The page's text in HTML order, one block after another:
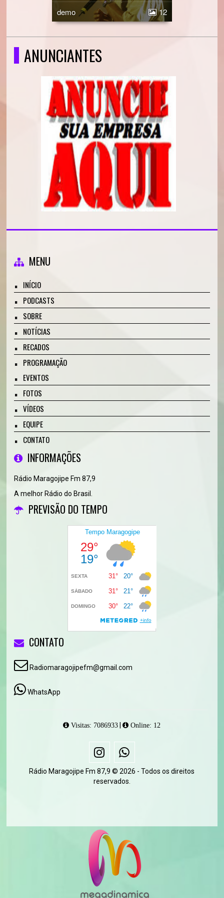
demo 12
ANUNCIANTES
MENU
INÍCIO
PODCASTS
SOBRE
NOTÍCIAS
RECADOS
PROGRAMAÇÃO
EVENTOS
FOTOS
VÍDEOS
EQUIPE
CONTATO
INFORMAÇÕES
Rádio Maragojipe Fm 87,9
A melhor Rádio do Brasil.
PREVISÃO DO TEMPO
CONTATO
Radiomaragojipefm@gmail.com
WhatsApp
Visitas: 7086933 | Online: 12
Rádio Maragojipe Fm 87,9 © 2026 - Todos os direitos
reservados.